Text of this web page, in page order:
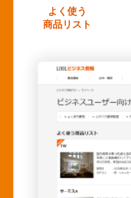
よく使う
商品リスト